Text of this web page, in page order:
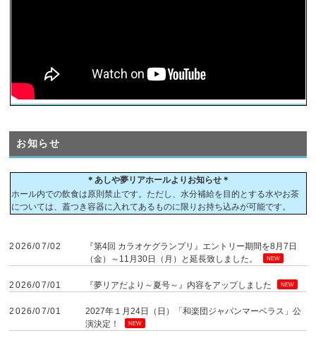
お知らせ
＊あしや夢リアホールよりお知らせ＊
ホール内での飲食は原則禁止です。ただし、水分補給を目的とする水やお茶
については、蓋つき容器に入れてあるものに限りお持ち込みが可能です。
2026/07/02
『第4回 カラオケグランプリ』エントリー期間を8月7日
（金）～11月30日（月）と延長致しました。
NEW
2026/07/01 『夢リアだより～夏号～』内容をアップしました NEW
2026/07/01
2027年１月24日（日）「和楽団ジャパンマーベラス」公
演決定！
NEW